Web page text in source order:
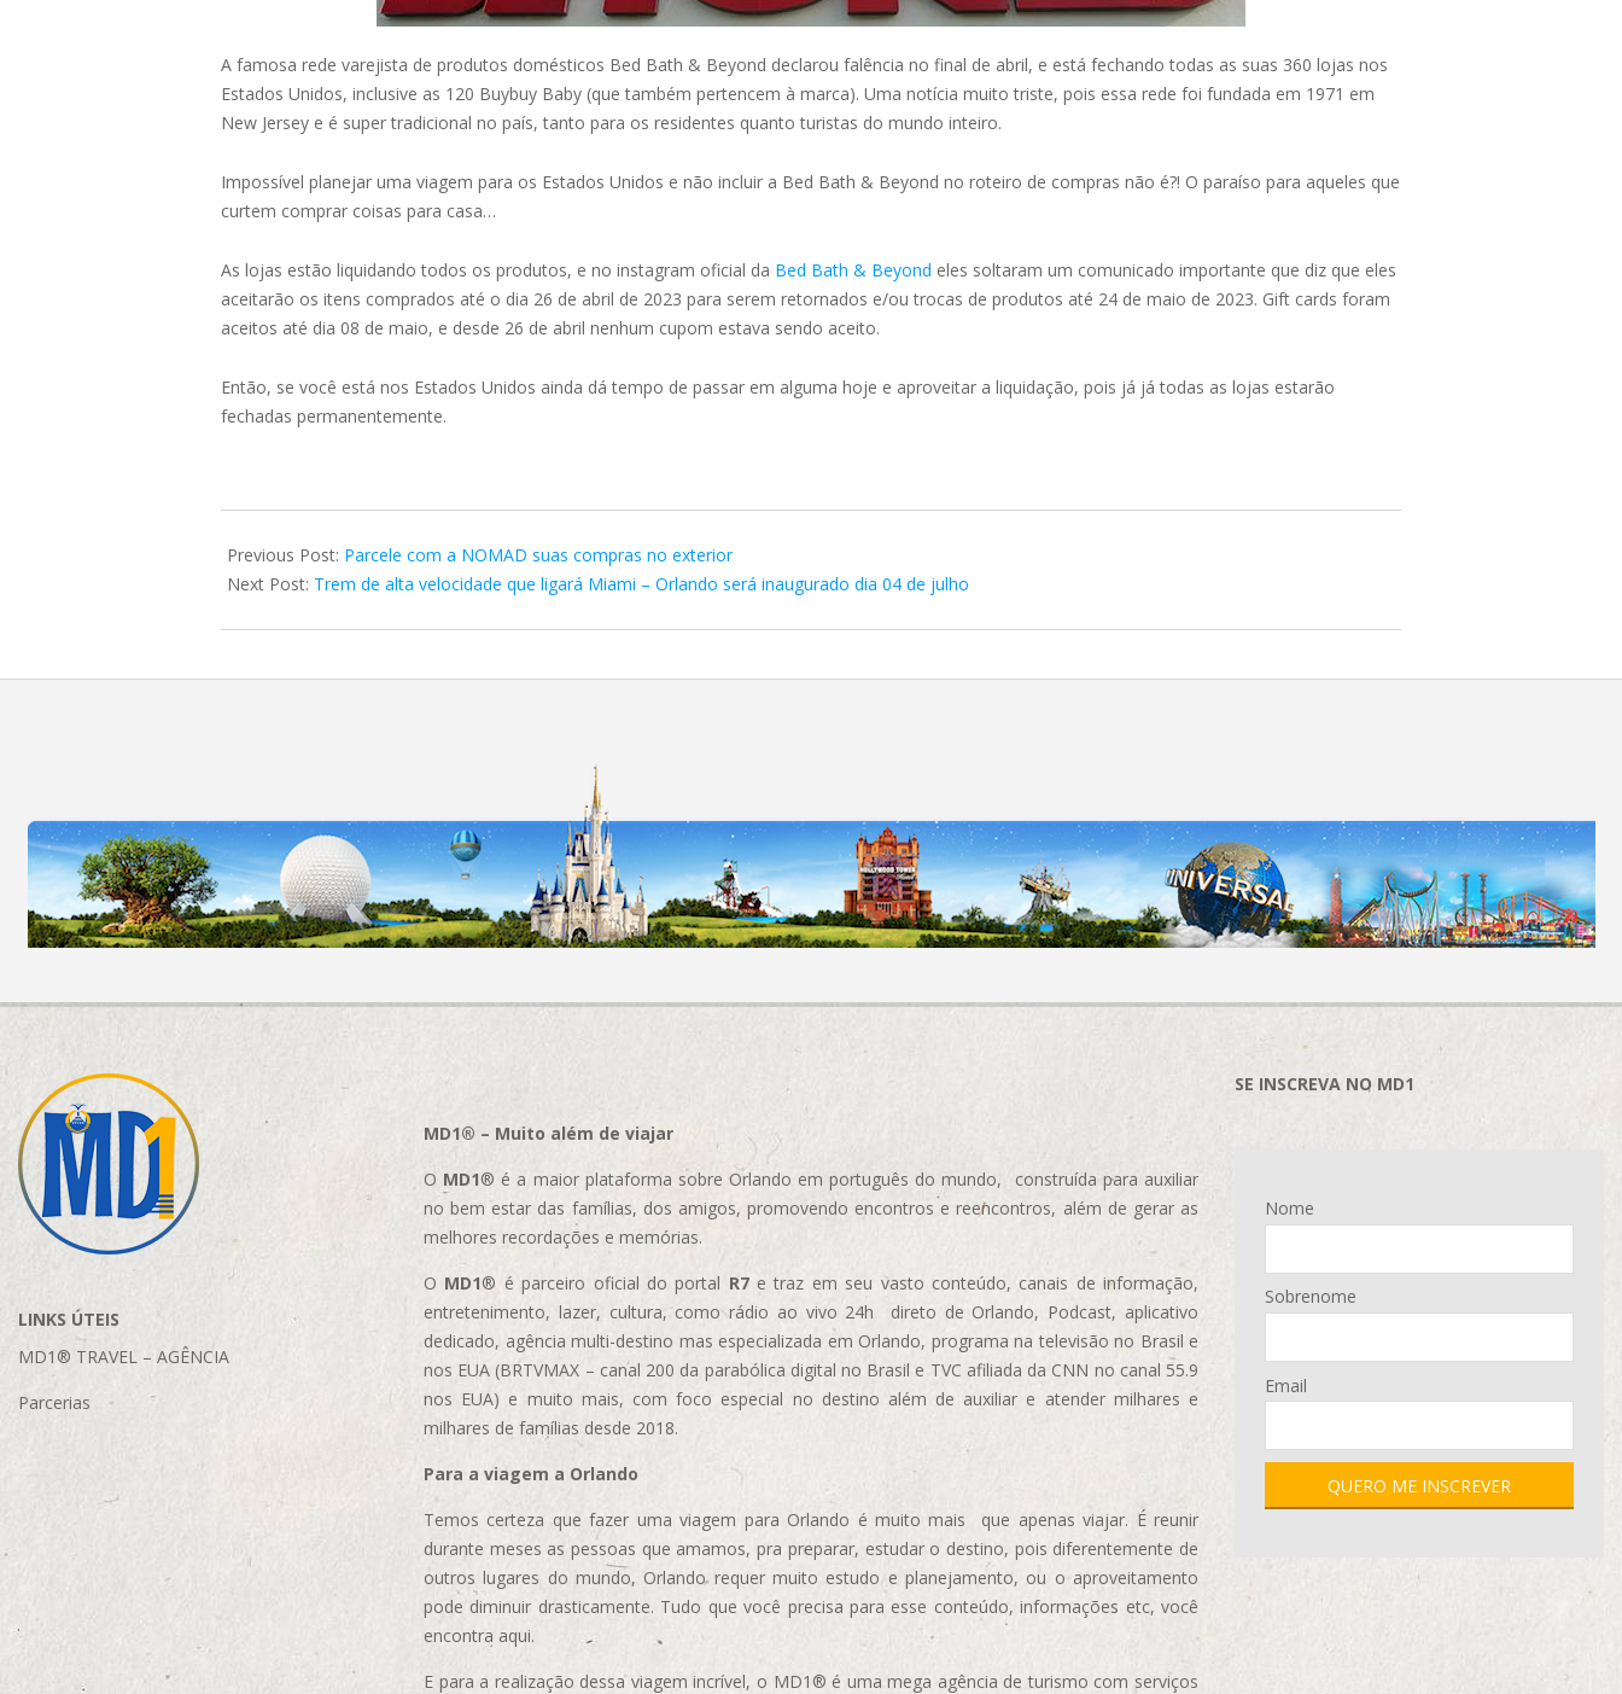
A famosa rede varejista de produtos domésticos Bed Bath & Beyond declarou falência no final de abril, e está fechando todas as suas 360 lojas nos
Estados Unidos, inclusive as 120 Buybuy Baby (que também pertencem à marca). Uma notícia muito triste, pois essa rede foi fundada em 1971 em
New Jersey e é super tradicional no país, tanto para os residentes quanto turistas do mundo inteiro.
Impossível planejar uma viagem para os Estados Unidos e não incluir a Bed Bath & Beyond no roteiro de compras não é?! O paraíso para aqueles que
curtem comprar coisas para casa…
As lojas estão liquidando todos os produtos, e no instagram oficial da Bed Bath & Beyond eles soltaram um comunicado importante que diz que eles
aceitarão os itens comprados até o dia 26 de abril de 2023 para serem retornados e/ou trocas de produtos até 24 de maio de 2023. Gift cards foram
aceitos até dia 08 de maio, e desde 26 de abril nenhum cupom estava sendo aceito.
Então, se você está nos Estados Unidos ainda dá tempo de passar em alguma hoje e aproveitar a liquidação, pois já já todas as lojas estarão
fechadas permanentemente.
05-
16
Previous Post: Parcele com a NOMAD suas compras no exterior
Next Post: Trem de alta velocidade que ligará Miami – Orlando será inaugurado dia 04 de julho
LINKS ÚTEIS
MD1® TRAVEL – AGÊNCIA
Parcerias
MD1® – Muito além de viajar
O MD1® é a maior plataforma sobre Orlando em português do mundo, construída para auxiliar
no bem estar das famílias, dos amigos, promovendo encontros e reencontros, além de gerar as
melhores recordações e memórias.
O MD1® é parceiro oficial do portal R7e traz em seu vasto conteúdo, canais de informação,
entretenimento, lazer, cultura, como rádio ao vivo 24h direto de Orlando, Podcast, aplicativo
dedicado, agência multi-destino mas especializada em Orlando, programa na televisão no Brasil e
nos EUA (BRTVMAX – canal 200 da parabólica digital no Brasil e TVC afiliada da CNN no canal 55.9
nos EUA) e muito mais, com foco especial no destino além de auxiliar e atender milhares e
milhares de famílias desde 2018.
Para a viagem a Orlando
Temos certeza que fazer uma viagem para Orlando é muito mais que apenas viajar. É reunir
durante meses as pessoas que amamos, pra preparar, estudar o destino, pois diferentemente de
outros lugares do mundo, Orlando requer muito estudo e planejamento, ou o aproveitamento
pode diminuir drasticamente. Tudo que você precisa para esse conteúdo, informações etc, você
encontra aqui.
E para a realização dessa viagem incrível, o MD1® é uma mega agência de turismo com serviços
SE INSCREVA NO MD1
Nome
Sobrenome
Email